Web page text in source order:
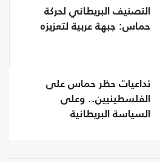
التصنيف البريطاني لحركة
حماس: جبهة عربية لتعزيزه
تداعيات حظر حماس على
الفلسطينيين.. وعلى
السياسة البريطانية